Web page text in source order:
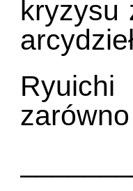
kryzysu